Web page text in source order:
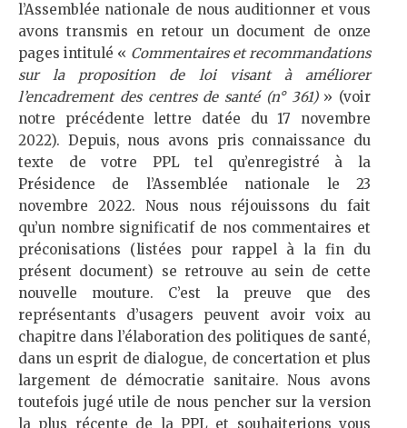
l’Assemblée nationale de nous auditionner et vous
avons transmis en retour un document de onze
pages intitulé « Commentaires et recommandations
sur la proposition de loi visant à améliorer
l’encadrement des centres de santé (n° 361)» (voir
notre précédente lettre datée du 17 novembre
2022). Depuis, nous avons pris connaissance du
texte de votre PPL tel qu’enregistré à la
Présidence de l’Assemblée nationale le 23
novembre 2022. Nous nous réjouissons du fait
qu’un nombre significatif de nos commentaires et
préconisations (listées pour rappel à la fin du
présent document) se retrouve au sein de cette
nouvelle mouture. C’est la preuve que des
représentants d’usagers peuvent avoir voix au
chapitre dans l’élaboration des politiques de santé,
dans un esprit de dialogue, de concertation et plus
largement de démocratie sanitaire. Nous avons
toutefois jugé utile de nous pencher sur la version
la plus récente de la PPL et souhaiterions vous